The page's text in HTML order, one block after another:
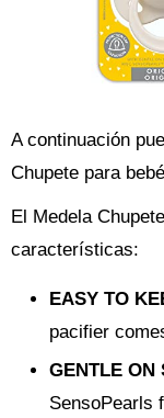
A continuación
Chupete para
El Medela
características:
EASY TO
pacifier
GENTLE ON
SensoPearls